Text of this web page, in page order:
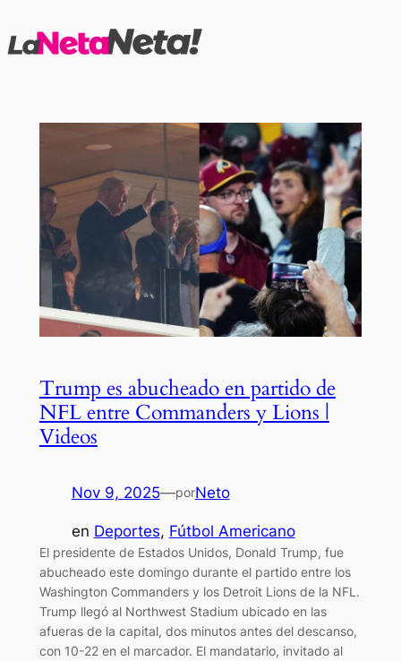
al
Trump es abucheado en partido de
NFL entre Commanders y Lions |
Videos
Nov 9, 2025—porNeto
en Deportes, Fútbol Americano
El presidente de Estados Unidos, Donald Trump, fue
abucheado este domingo durante el partido entre los
Washington Commanders y los Detroit Lions de la NFL.
Trump llegó al Northwest Stadium ubicado en las
afueras de la capital, dos minutos antes del descanso,
con 10-22 en el marcador. El mandatario, invitado al